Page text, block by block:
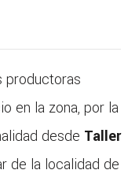
productoras
en la zona, por la
desde Taller
de la localidad de